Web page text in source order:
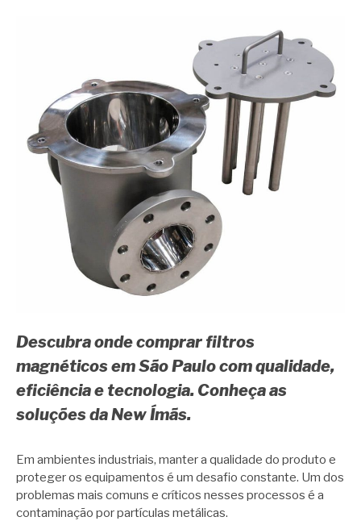
Descubra onde comprar filtros
magnéticos em São Paulo com qualidade,
eficiência e tecnologia. Conheça as
soluções da New Ímãs.
Em ambientes industriais, manter a qualidade do produto e
proteger os equipamentos é um desafio constante. Um dos
problemas mais comuns e críticos nesses processos é a
contaminação por partículas metálicas.